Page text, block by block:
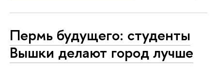
Пермь будущего: студенты
Вышки делают город лучше